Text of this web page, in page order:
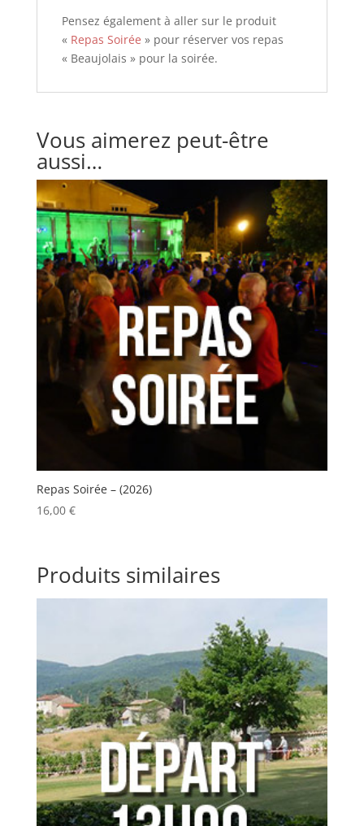
Pensez également à aller sur le produit
« Repas Soirée » pour réserver vos repas
« Beaujolais » pour la soirée.
Vous aimerez peut-être
aussi…
Repas Soirée – (2026)
16,00 €
Produits similaires